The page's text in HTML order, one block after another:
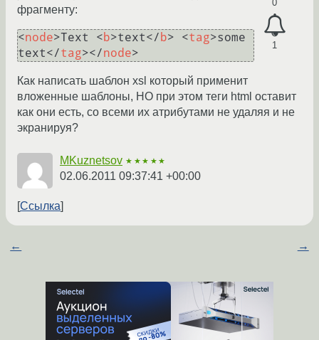
0
1
фрагменту:
<node>Text <b>text</ b> <tag>some
text</tag></node>
Как написать шаблон xsl который применит
вложенные шаблоны, НО при этом теги html оставит
как они есть, со всеми их атрибутами не удаляя и не
экранируя?
MKuznetsov ★★★★★
02.06.2011 09:37:41 +00:00
Ссылка
← →